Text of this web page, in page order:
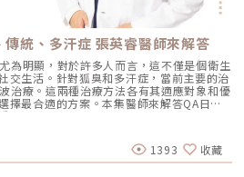
毛孔，做醫美前後需要停用嗎？建議暫停使
個人膚況調整。酸類（如果酸、水楊酸）與
前後增加肌膚敏感度，使刺激反應（如泛
澱的風險。一般常見建議為：療程前約3–7
肌膚修復狀況逐步恢復。但實際仍應依醫師
溫和清潔、加強保濕與修護（如玻尿酸、神
協助肌膚穩定修復。擺脫毛孔焦慮，找回平
期抗戰，它需要你改變不良的生活習慣、建
借助醫美科技的強大力量來突破瓶頸。現在
供客製化的解決方案，如果不確定自己到底
知道該從哪一個療程下手，建議直接安排時
透過醫師的專業評估，甚至搭配高階的肌膚
準、最不走冤枉路的縮毛孔計畫！★溫馨提
況在接受 Reepot 治療時需特別注意，需
敏感體質或正在使用感光藥物者若皮膚對光
增加光敏性的藥物，治療後發生刺激或色素
使用口服 A 酸A 酸會影響皮膚角質更新與
，因此仿單建議需完全停藥至少三個月。3.
射包括玻尿酸、洢蓮絲、舒顏萃等填充劑，
需由醫療人員評估治療時機。4. 三個月內接
皮尚未完全恢復，過早進行雷射可能造成過
哺乳期間仿單中明確列為需避免的狀況，主
確定性雖然非侵入性，但仍建議暫緩治療。
出現時間 部分人術後先
出現 部分人術後有緊繃感，
效果，完整自
、修復期短、膚質
顯的下垂或多餘皮
：「電波跟音波哪個效果比較好？」但這個
電波和音波不是同一種東西，它們就像健身
，仍需要由專業醫師評估是否需搭配其他療
？無雙電波的英文名稱為 DENSITY，由
官方資料，這套系統使用單極與雙極
與深層皮膚組織。它和傳統單一電波不同的
」的複合式能量設計。單極偏向較深層作
，因此在療程定位上，無雙電波常被形容為
改善 毛孔與光澤感 整體肌膚精緻度
+ bipolar RF，也就是序列式單極
即時阻抗校準等設計。無雙電波適合施打族
群： 臉沒有嚴重鬆弛，但開始覺得輪廓不
細紋、光澤感下降 想做電波，但怕疼痛感
望同時處理緊緻與膚質所以如果說鳳凰電
雙電波就比較像「緊緻 + 膚質管理」的複合
統、多汗症 張英睿醫師來解答
為明顯，對於許多人而言，這不僅是個衛生
交生活。針對狐臭和多汗症，當前主要的治
治療。這兩種治療方法各有其適應對象和優
擇最合適的方案。本集醫師來解答QA日常
點摘要：00:00 開場00:05 微創旋轉刮刀狐
00:40 狐臭手術治療效果如何？01:55 狐臭
手術嗎？02:33 狐臭治療建議幾歲開始做？
他部位嗎？04:21 日常生活中該如何減少體
官網 : http://www.skinbook.com.tw/張英
1393 收藏